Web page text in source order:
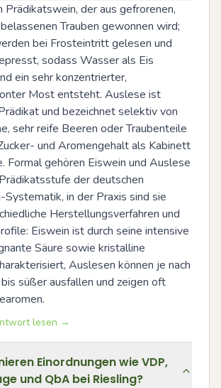
Prädikatswein, der aus gefrorenen,
Trauben gewonnen wird;
bei Frosteintritt gelesen und
sodass Wasser als Eis
ein sehr konzentrierter,
Most entsteht. Auslese ist
und bezeichnet selektiv von
sehr reife Beeren oder Traubenteile
und Aromengehalt als Kabinett
Formal gehören Eiswein und Auslese
der deutschen
in der Praxis sind sie
Herstellungsverfahren und
Eiswein ist durch seine intensive
Säure sowie kristalline
Auslesen können je nach
süßer ausfallen und zeigen oft
lesen →
Einordnungen wie VDP,
und QbA bei Riesling?